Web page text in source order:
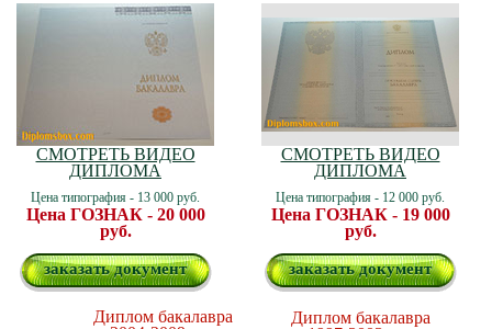
СМОТРЕТЬ ВИДЕО
ДИПЛОМА
Цена типография - 13 000 руб.
Цена ГОЗНАК - 20 000
руб.
заказать документ
СМОТРЕТЬ ВИДЕО
ДИПЛОМА
Цена типография - 12 000 руб.
Цена ГОЗНАК - 19 000
руб.
заказать документ
Диплом бакалавра
Диплом бакалавра